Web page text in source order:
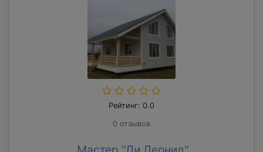
Рейтинг: 0.0
0 отзывов